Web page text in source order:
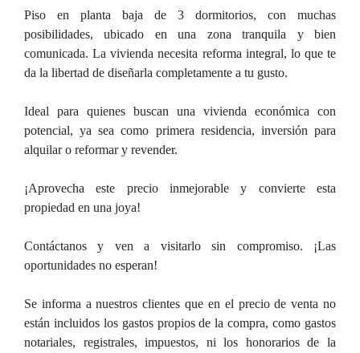
Piso en planta baja de 3 dormitorios, con muchas
posibilidades, ubicado en una zona tranquila y bien
comunicada. La vivienda necesita reforma integral, lo que te
da la libertad de diseñarla completamente a tu gusto.
Ideal para quienes buscan una vivienda económica con
potencial, ya sea como primera residencia, inversión para
alquilar o reformar y revender.
¡Aprovecha este precio inmejorable y convierte esta
propiedad en una joya!
Contáctanos y ven a visitarlo sin compromiso. ¡Las
oportunidades no esperan!
Se informa a nuestros clientes que en el precio de venta no
están incluidos los gastos propios de la compra, como gastos
notariales, registrales, impuestos, ni los honorarios de la